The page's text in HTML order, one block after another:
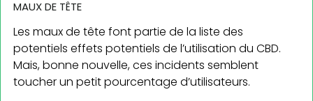
MAUX DE TÊTE
Les maux de tête font partie de la liste des
potentiels effets potentiels de l’utilisation du CBD.
Mais, bonne nouvelle, ces incidents semblent
toucher un petit pourcentage d’utilisateurs.